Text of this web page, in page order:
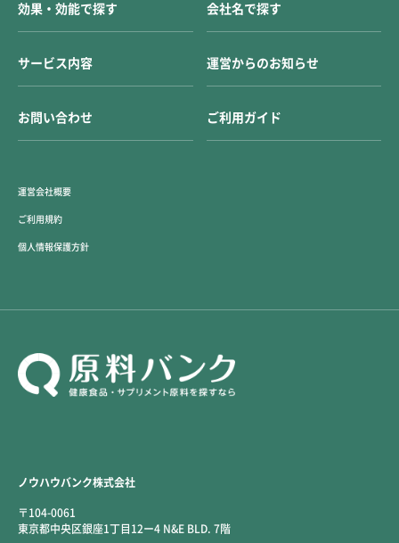
ノウハウバンク株式会社
〒104-0061
東京都中央区銀座1丁目12ー4 N&E BLD. 7階
効果・効能で探す 会社名で探す
サービス内容 運営からのお知らせ
お問い合わせ ご利用ガイド
運営会社概要
ご利用規約
個人情報保護方針